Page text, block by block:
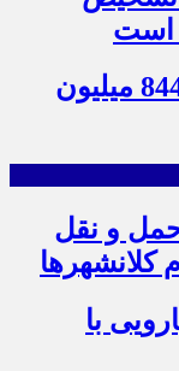
است
بانک مرکزی حتی یک سنت از 844 میلیون
حمل و نقل
کلانشهرها
با